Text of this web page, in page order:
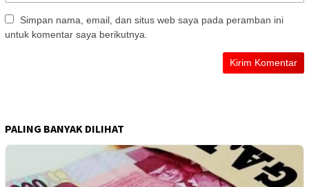
Simpan nama, email, dan situs web saya pada peramban ini
untuk komentar saya berikutnya.
PALING BANYAK DILIHAT